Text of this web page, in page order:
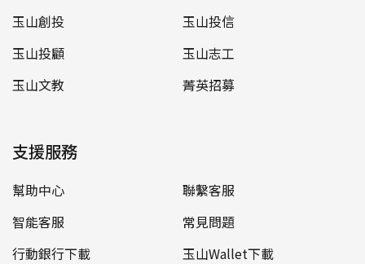
玉山創投
玉山投信
玉山投顧
玉山志工
玉山文教
菁英招募
支援服務
幫助中心
聯繫客服
智能客服
常見問題
行動銀行下載
玉山Wallet下載